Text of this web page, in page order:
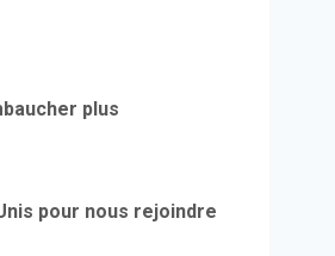
plus
pour nous rejoindre